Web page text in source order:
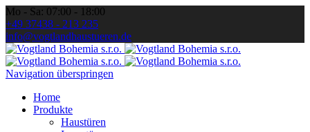
Mo - Sa: 07:00 - 18:00
+49 37438 - 213 235
info@vogtlandhaustueren.de
Navigation überspringen
Home
Produkte
Haustüren